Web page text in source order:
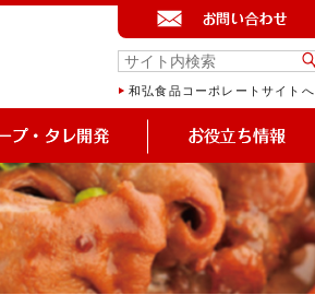
和弘食品コーポレートサイトへ